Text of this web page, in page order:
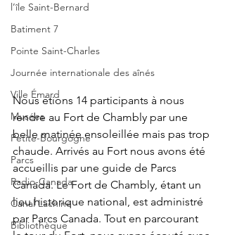
l’île Saint-Bernard
Batiment 7
Pointe Saint-Charles
Journée internationale des aînés
Ville Émard
Musées
Petite-Bourgogne
Parcs
Radio-Canada
Canal Lachine
Bibliothèque
Nous étions 14 participants à nous
rendre au Fort de Chambly par une
belle matinée ensoleillée mais pas trop
chaude. Arrivés au Fort nous avons été
accueillis par une guide de Parcs
Canada. Le Fort de Chambly, étant un
lieu historique national, est administré
par Parcs Canada. Tout en parcourant